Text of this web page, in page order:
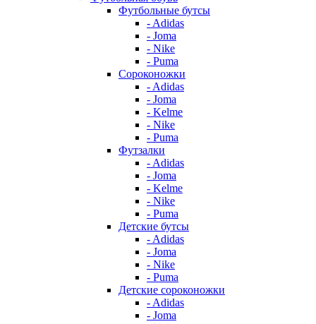
Футбольные бутсы
- Adidas
- Joma
- Nike
- Puma
Сороконожки
- Adidas
- Joma
- Kelme
- Nike
- Puma
Футзалки
- Adidas
- Joma
- Kelme
- Nike
- Puma
Детские бутсы
- Adidas
- Joma
- Nike
- Puma
Детские сороконожки
- Adidas
- Joma